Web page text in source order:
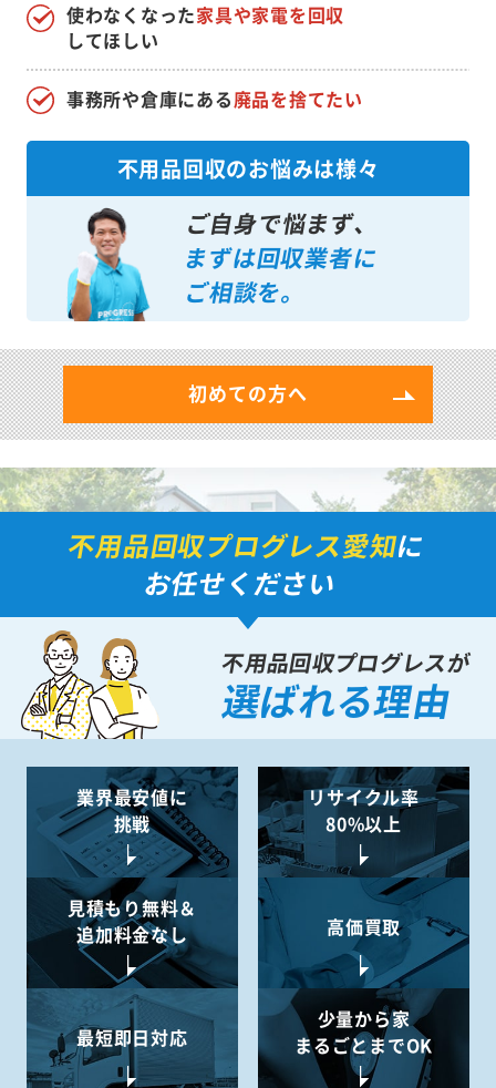
使わなくなった家具や家電を回収
してほしい
事務所や倉庫にある廃品を捨てたい
不用品回収のお悩みは様々
ご自身で悩まず、
まずは回収業者に
ご相談を。
初めての方へ
不用品回収プログレス愛知に
お任せください
不用品回収プログレスが
選ばれる理由
業界最安値に
挑戦
リサイクル率
80%以上
見積もり無料＆
追加料金なし
高価買取
最短即日対応
少量から家
まるごとまでOK